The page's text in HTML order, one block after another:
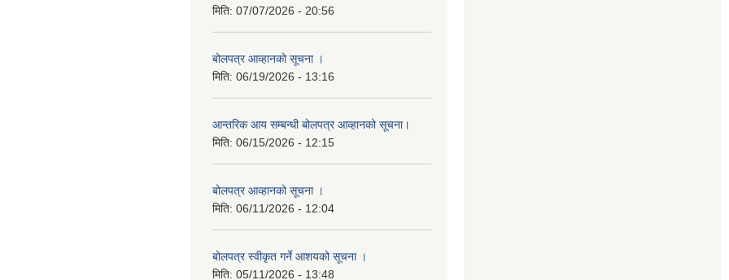
मिति: 07/07/2026 - 20:56
बोलपत्र आव्हानको सूचना ।
मिति: 06/19/2026 - 13:16
आन्तरिक आय सम्बन्धी बोलपत्र आव्हानको सूचना।
मिति: 06/15/2026 - 12:15
बोलपत्र आव्हानको सूचना ।
मिति: 06/11/2026 - 12:04
बोलपत्र स्वीकृत गर्ने आशयको सूचना ।
मिति: 05/11/2026 - 13:48